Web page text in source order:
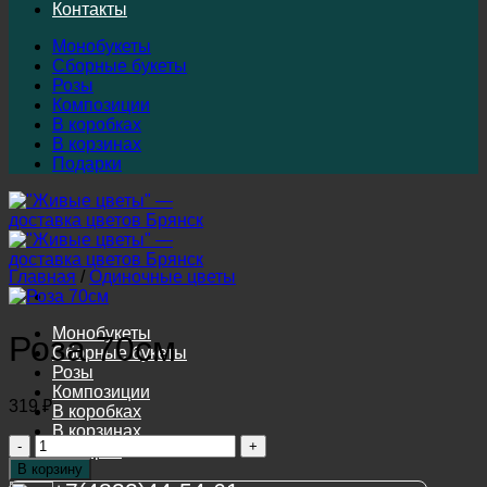
Контакты
Монобукеты
Сборные букеты
Розы
Композиции
В коробках
В корзинах
Подарки
Монобукеты
Сборные букеты
Розы
Композиции
В коробках
В корзинах
Главная / Одиночные цветы
Роза 70см
319₽
Количество
товара
Роза
В корзину